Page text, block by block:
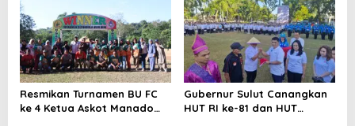
Resmikan Turnamen BU FC
ke 4 Ketua Askot Manado
Gubernur Sulut Canangkan
HUT RI ke-81 dan HUT